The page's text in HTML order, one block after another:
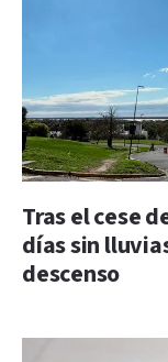
Tras el cese
días sin
descenso